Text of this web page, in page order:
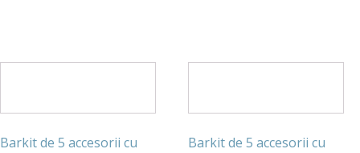
Barkit de 5 accesorii cu
Barkit de 5 accesorii cu